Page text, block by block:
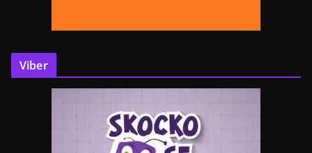
Viber